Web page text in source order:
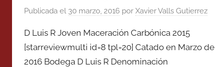
Publicada el 30 marzo, 2016 por Xavier Valls Gutierrez
D Luis R Joven Maceración Carbónica 2015
[starreviewmulti id=8 tpl=20] Catado en Marzo de
2016 Bodega D Luis R Denominación